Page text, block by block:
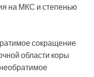
на МКС и степенью
сокращение
области коры